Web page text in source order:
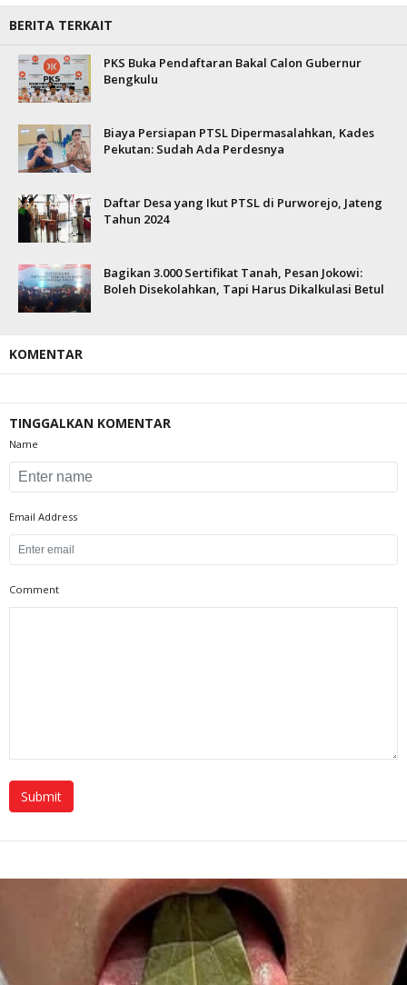
BERITA TERKAIT
PKS Buka Pendaftaran Bakal Calon Gubernur
Bengkulu
Biaya Persiapan PTSL Dipermasalahkan, Kades
Pekutan: Sudah Ada Perdesnya
Daftar Desa yang Ikut PTSL di Purworejo, Jateng
Tahun 2024
Bagikan 3.000 Sertifikat Tanah, Pesan Jokowi:
Boleh Disekolahkan, Tapi Harus Dikalkulasi Betul
KOMENTAR
TINGGALKAN KOMENTAR
Name
Email Address
Comment